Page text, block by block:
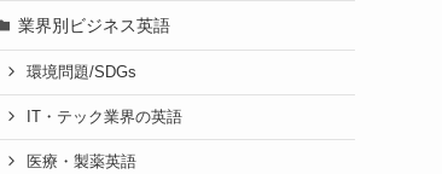
業界別ビジネス英語
環境問題/SDGs
IT・テック業界の英語
医療・製薬英語